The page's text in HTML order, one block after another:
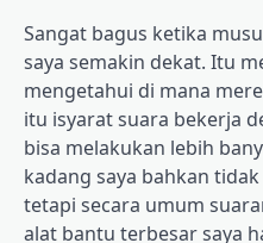
Sangat bagus ketika
saya semakin dekat. Itu
mengetahui di mana
itu isyarat suara bekerja
bisa melakukan lebih
kadang saya bahkan
tetapi secara umum
alat bantu terbesar saya